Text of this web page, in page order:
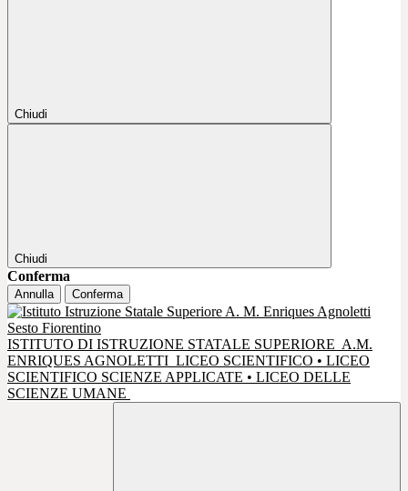
Chiudi
Chiudi
Conferma
Annulla Conferma
ISTITUTO DI ISTRUZIONE STATALE SUPERIORE A.M.
ENRIQUES AGNOLETTI LICEO SCIENTIFICO • LICEO
SCIENTIFICO SCIENZE APPLICATE • LICEO DELLE
SCIENZE UMANE